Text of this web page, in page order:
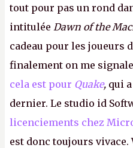
tout pour pas un rond
intitulée Dawn of the
cadeau pour les joueurs
finalement on me
cela est pour Quake, qui
dernier. Le studio id
licenciements chez
est donc toujours vivace.